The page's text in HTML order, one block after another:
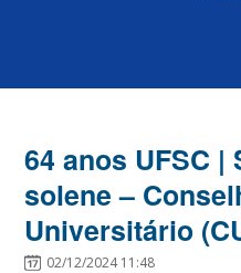
64 anos UFSC |
solene –
Universitário
02/12/2024 11:48